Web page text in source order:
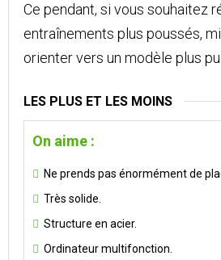
Ce pendant, si vous souhaitez
entraînements plus poussés,
orienter vers un modèle plus
LES PLUS ET LES MOINS
On aime :
Ne prends pas énormément de
Très solide.
Structure en acier.
Ordinateur multifonction.